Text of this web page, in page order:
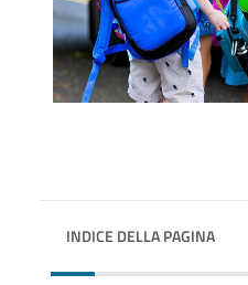
INDICE DELLA PAGINA